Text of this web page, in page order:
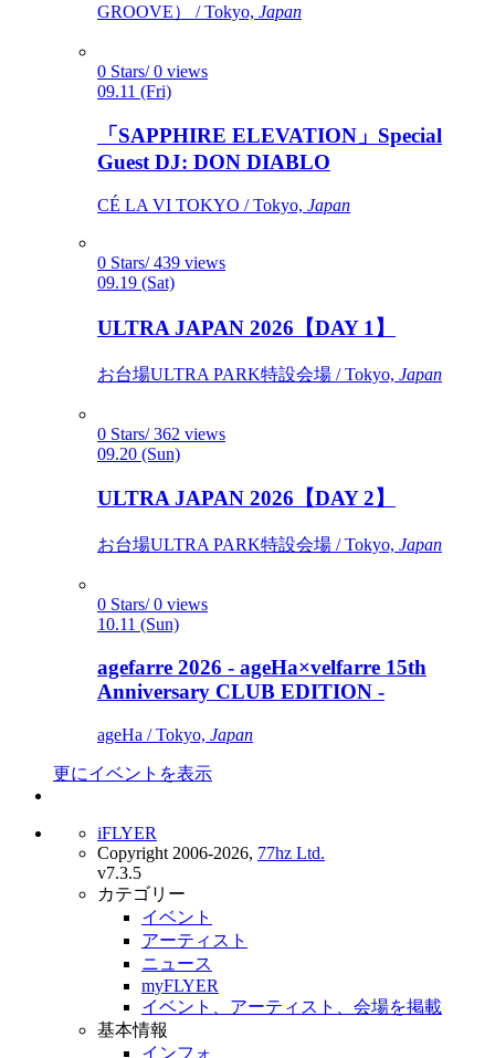
GROOVE） / Tokyo, Japan
0 Stars/ 0 views
09.11 (Fri)
「SAPPHIRE ELEVATION」Special
Guest DJ: DON DIABLO
CÉ LA VI TOKYO / Tokyo, Japan
0 Stars/ 439 views
09.19 (Sat)
ULTRA JAPAN 2026【DAY 1】
お台場ULTRA PARK特設会場 / Tokyo, Japan
0 Stars/ 362 views
09.20 (Sun)
ULTRA JAPAN 2026【DAY 2】
お台場ULTRA PARK特設会場 / Tokyo, Japan
0 Stars/ 0 views
10.11 (Sun)
agefarre 2026 - ageHa×velfarre 15th
Anniversary CLUB EDITION -
ageHa / Tokyo, Japan
更にイベントを表示
iFLYER
Copyright 2006-2026, 77hz Ltd.
v7.3.5
カテゴリー
イベント
アーティスト
ニュース
myFLYER
イベント、アーティスト、会場を掲載
基本情報
インフォ